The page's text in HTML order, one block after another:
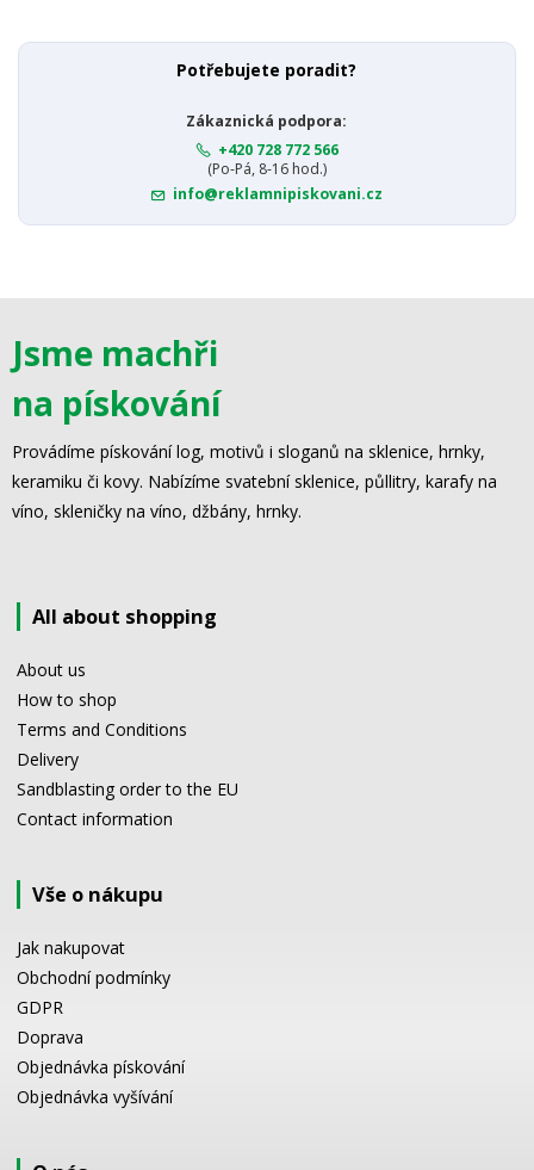
Potřebujete poradit?
Zákaznická podpora:
+420 728 772 566
(Po-Pá, 8-16 hod.)
info@reklamnipiskovani.cz
Jsme machři
na pískování
Provádíme pískování log, motivů i sloganů na sklenice, hrnky,
keramiku či kovy. Nabízíme svatební sklenice, půllitry, karafy na
víno, skleničky na víno, džbány, hrnky.
All about shopping
About us
How to shop
Terms and Conditions
Delivery
Sandblasting order to the EU
Contact information
Vše o nákupu
Jak nakupovat
Obchodní podmínky
GDPR
Doprava
Objednávka pískování
Objednávka vyšívání